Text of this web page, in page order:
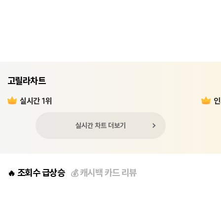
고릴라차트
실시간 1위
실시간 차트 더보기
🔥 조회수 급상승 💰캐시백 카드 리뷰